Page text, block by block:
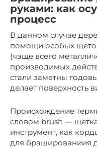
руками: как
процесс
В данном случае
помощи особых
(чаще всего
производимых
стали заметны
делает поверхность
Происхождение
словом brush —
инструмент, как
для брашированиия